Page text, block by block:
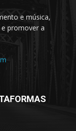
e música,
promover a